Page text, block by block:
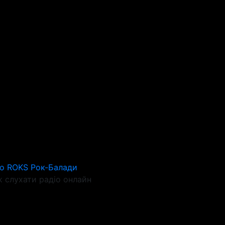
ROKS Рок-Балади
слухати радіо онлайн